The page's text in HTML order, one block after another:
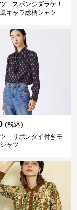
スポンジダラケ！
キャラ総柄シャツ
(税込)
リボンタイ付きモ
ャツ